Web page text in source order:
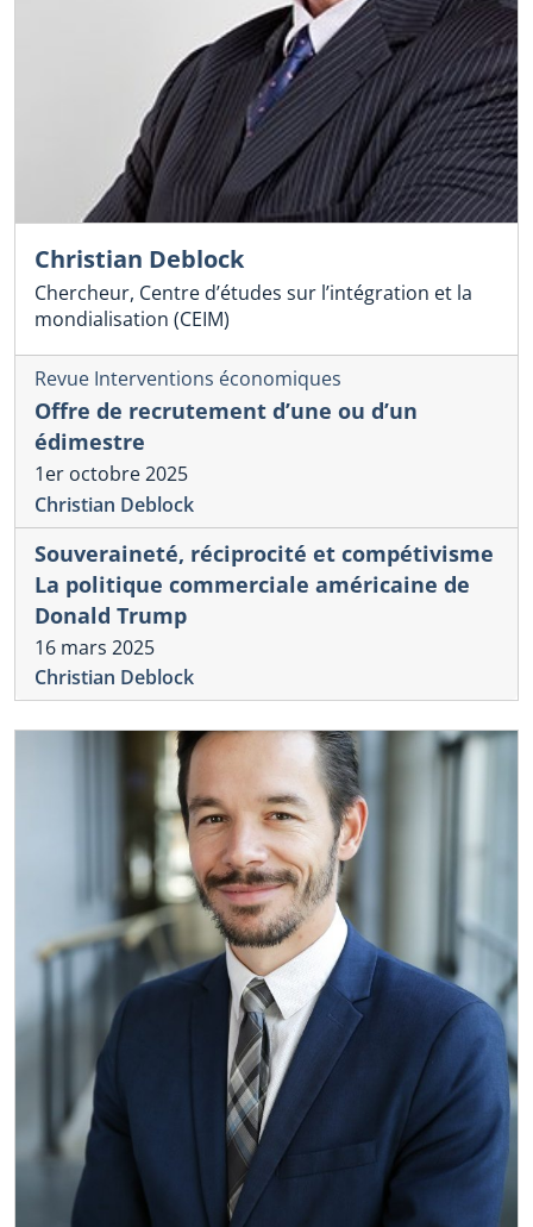
Christian Deblock
Chercheur, Centre d’études sur l’intégration et la
mondialisation (CEIM)
Revue Interventions économiques
Offre de recrutement d’une ou d’un
édimestre
1er octobre 2025
Christian Deblock
Souveraineté, réciprocité et compétivisme
La politique commerciale américaine de
Donald Trump
16 mars 2025
Christian Deblock